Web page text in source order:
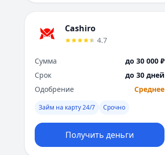
Cashiro
4.7
Сумма
до 30 000 ₽
Срок
до 30 дней
Одобрение
Среднее
Займ на карту 24/7 Срочно
Получить деньги